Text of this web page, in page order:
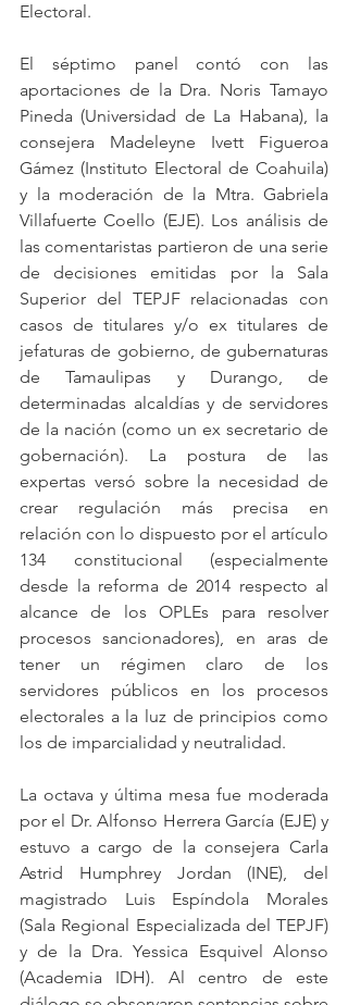
Electoral.
El séptimo panel contó con las
aportaciones de la Dra. Noris Tamayo
Pineda (Universidad de La Habana), la
consejera Madeleyne Ivett Figueroa
Gámez (Instituto Electoral de Coahuila)
y la moderación de la Mtra. Gabriela
Villafuerte Coello (EJE). Los análisis de
las comentaristas partieron de una serie
de decisiones emitidas por la Sala
Superior del TEPJF relacionadas con
casos de titulares y/o ex titulares de
jefaturas de gobierno, de gubernaturas
de Tamaulipas y Durango, de
determinadas alcaldías y de servidores
de la nación (como un ex secretario de
gobernación). La postura de las
expertas versó sobre la necesidad de
crear regulación más precisa en
relación con lo dispuesto por el artículo
134 constitucional (especialmente
desde la reforma de 2014 respecto al
alcance de los OPLEs para resolver
procesos sancionadores), en aras de
tener un régimen claro de los
servidores públicos en los procesos
electorales a la luz de principios como
los de imparcialidad y neutralidad.
La octava y última mesa fue moderada
por el Dr. Alfonso Herrera García (EJE) y
estuvo a cargo de la consejera Carla
Astrid Humphrey Jordan (INE), del
magistrado Luis Espíndola Morales
(Sala Regional Especializada del TEPJF)
y de la Dra. Yessica Esquivel Alonso
(Academia IDH). Al centro de este